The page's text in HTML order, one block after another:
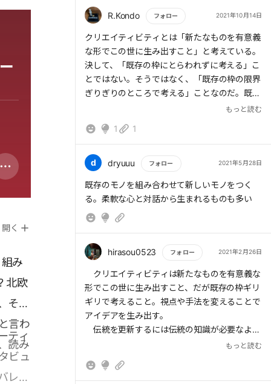
開く
み
北欧
その
言わ
読み
ティ
ビュ
レエ
R.Kondo フォロー 2021年10月14日
もっと読む
クリエイティビティとは「新たなものを有意義
な形でこの世に生み出すこと」と考えている。
決して、「既存の枠にとらわれずに考える」こ
とではない。そうではなく、「既存の枠の限界
ぎりぎりのところで考える」ことなのだ。既存
の枠の限界は、既存のものと新たなものの間、
間に現れる。そこに踏み込むことで、他者の業
枠から完全に外れてしまってはどうにもなら
クリエイティビティは自然に生まれるのではな
く、思考をめぐらす対象、出発点となるもの、
考えを発展させるきっかけとなるものがあって
こそ、普段と異なる考え方が意味を持つ。それ
があって初めて、限界ぎりぎりのところに踏み
出す勇気が価値あるものとなるのだ。
もっと読む
1 1
d dryuuu フォロー 2021年5月28日
もっと読む
既存のモノを組み合わせて新しいモノをつく
る。柔軟な心と対話から生まれるものも多い
hirasou0523 フォロー 2021年2月26日
もっと読む
クリエイティビティは新たなものを有意義な
形でこの世に生み出すこと、だが既存の枠ギリ
ギリで考えること。視点や手法を変えることで
アイデアを生み出す。
伝統を更新するには伝統の知識が必要なよう
に、思考を巡らせて方法、対象、出発点、考え
ティが生まれる。
もっと読む